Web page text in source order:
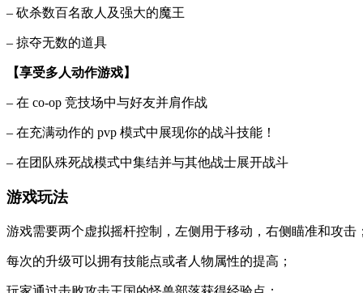
– 砍杀数百名敌人及强大的魔王
– 掠夺无数的道具
【享受多人动作游戏】
– 在 co-op 竞技场中与好友并肩作战
– 在充满动作的 pvp 模式中展现你的战斗技能！
– 在团队殊死战模式中集结并与其他战士展开战斗
游戏玩法
游戏需要两个虚拟摇杆控制，左侧用于移动，右侧瞄准和攻击
每次的升级可以拥有技能点或者人物属性的提高；